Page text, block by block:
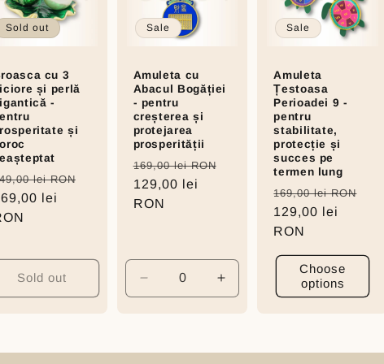
Sold out
cu 3
și perlă
-
și
lei RON
lei
Sold out
Sale
Amuleta cu
Abacul Bogăției
- pentru
creșterea și
protejarea
prosperității
Regular
price
169,00 lei RON
129,00 lei
RON
Decrease
quantity
Title
Increase
quantity
Title
Sale
Amuleta
Țestoasa
Perioadei 9 -
pentru
stabilitate,
protecție și
succes pe
termen lung
Regular
price
169,00 lei RON
129,00 lei
RON
Choose
options